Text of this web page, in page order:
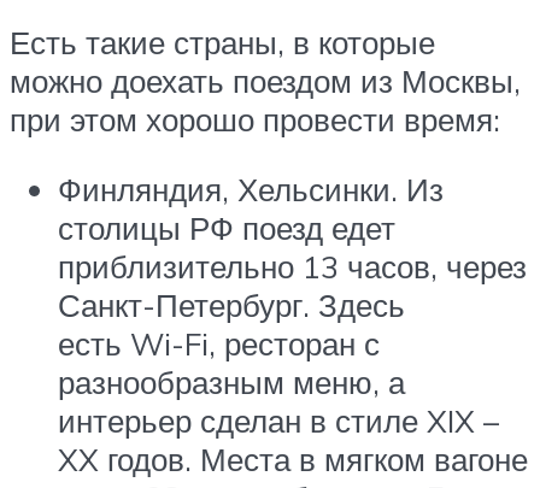
Есть такие страны, в которые
можно доехать поездом из Москвы,
при этом хорошо провести время:
Финляндия, Хельсинки. Из
столицы РФ поезд едет
приблизительно 13 часов, через
Санкт-Петербург. Здесь
есть Wi-Fi, ресторан с
разнообразным меню, а
интерьер сделан в стиле XIX –
XX годов. Места в мягком вагоне